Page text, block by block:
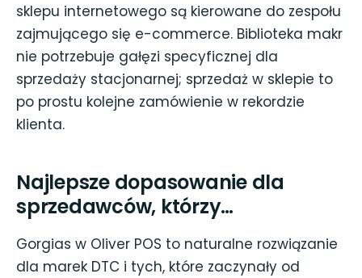
sklepu internetowego są kierowane do zespołu
zajmującego się e-commerce. Biblioteka makr
nie potrzebuje gałęzi specyficznej dla
sprzedaży stacjonarnej; sprzedaż w sklepie to
po prostu kolejne zamówienie w rekordzie
klienta.
Najlepsze dopasowanie dla
sprzedawców, którzy…
Gorgias w Oliver POS to naturalne rozwiązanie
dla marek DTC i tych, które zaczynały od